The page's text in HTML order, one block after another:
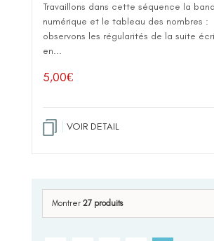
Travaillons dans cette séquence la
numérique et le tableau des nombres :
observons les régularités de la suite
en...
5,00€
VOIR DETAIL
Montrer 27 produits